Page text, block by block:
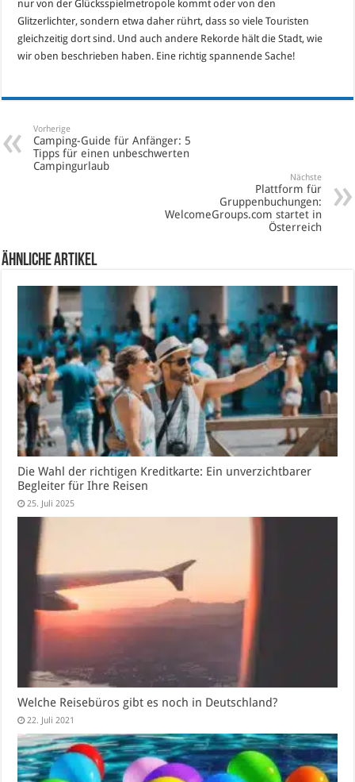
nur von der Glücksspielmetropole kommt oder von den
Glitzerlichter, sondern etwa daher rührt, dass so viele Touristen
gleichzeitig dort sind. Und auch andere Rekorde hält die Stadt, wie
wir oben beschrieben haben. Eine richtig spannende Sache!
Vorherige
Camping-Guide für Anfänger: 5
Tipps für einen unbeschwerten
Campingurlaub
Nächste
Plattform für
Gruppenbuchungen:
WelcomeGroups.com startet in
Österreich
Ähnliche Artikel
Die Wahl der richtigen Kreditkarte: Ein unverzichtbarer
Begleiter für Ihre Reisen
25. Juli 2025
Welche Reisebüros gibt es noch in Deutschland?
22. Juli 2021